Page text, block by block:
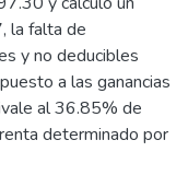
la falta de
y no deducibles
a las ganancias
al 36.85% de
determinado por